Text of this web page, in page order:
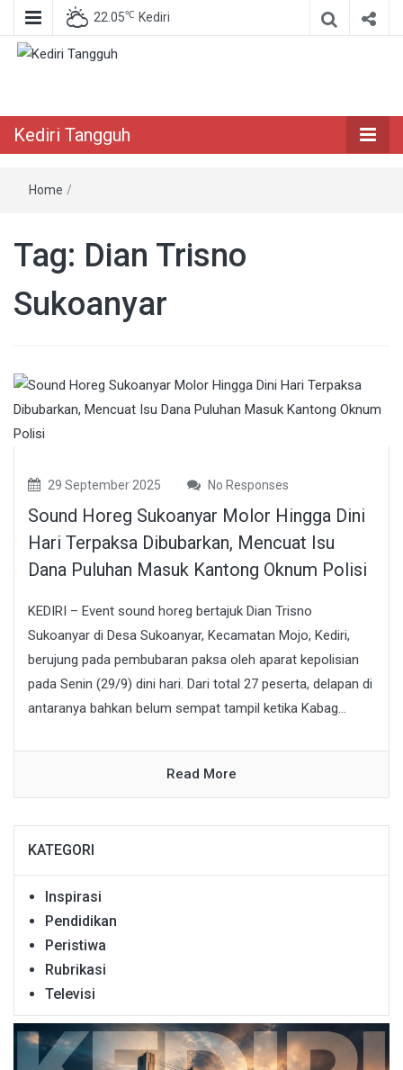
22.05℃ Kediri
Kediri Tangguh
Home /
Tag: Dian Trisno
Sukoanyar
29 September 2025 No Responses
Sound Horeg Sukoanyar Molor Hingga Dini
Hari Terpaksa Dibubarkan, Mencuat Isu
Dana Puluhan Masuk Kantong Oknum Polisi
KEDIRI – Event sound horeg bertajuk Dian Trisno
Sukoanyar di Desa Sukoanyar, Kecamatan Mojo, Kediri,
berujung pada pembubaran paksa oleh aparat kepolisian
pada Senin (29/9) dini hari. Dari total 27 peserta, delapan di
antaranya bahkan belum sempat tampil ketika Kabag...
Read More
KATEGORI
Inspirasi
Pendidikan
Peristiwa
Rubrikasi
Televisi